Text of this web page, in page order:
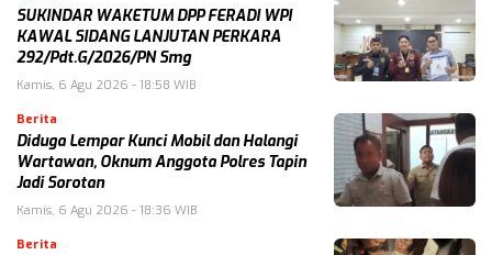
SUKINDAR WAKETUM DPP FERADI WPI
KAWAL SIDANG LANJUTAN PERKARA
292/Pdt.G/2026/PN Smg
Kamis, 6 Agu 2026 - 18:58 WIB
Berita
Diduga Lempar Kunci Mobil dan Halangi
Wartawan, Oknum Anggota Polres Tapin
Jadi Sorotan
Kamis, 6 Agu 2026 - 18:36 WIB
Berita